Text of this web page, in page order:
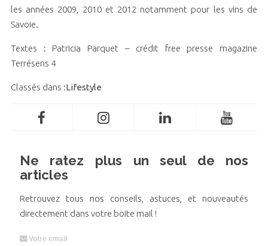
les années 2009, 2010 et 2012 notamment pour les vins de
Savoie.
Textes : Patricia Parquet – crédit free presse magazine
Terrésens 4
Classés dans :Lifestyle
Ne ratez plus un seul de nos
articles
Retrouvez tous nos conseils, astuces, et nouveautés
directement dans votre boite mail !